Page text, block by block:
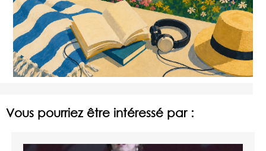
Vous pourriez être intéressé par :